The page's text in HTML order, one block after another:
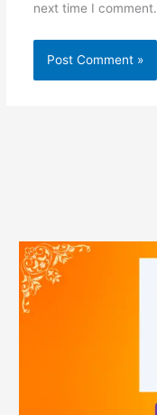
next time I comment.